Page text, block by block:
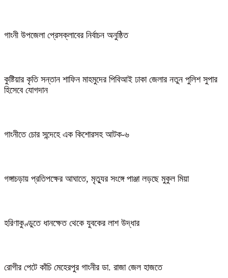
গাংনী উপজেলা প্রেসক্লাবের নির্বাচন অনুষ্ঠিত
কুষ্টিয়ার কৃতি সন্তান শাফিন মাহমুদের পিবিআই ঢাকা জেলার নতুন পুলিশ সুপার
হিসেবে যোগদান
গাংনীতে চোর সন্দেহে এক কিশোরসহ আটক-৬
গঙ্গাচড়ায় প্রতিপক্ষের আঘাতে, মৃত্যুর সংঙ্গে পাঞ্জা লড়ছে মুকুল মিয়া
হরিণাকুণ্ডুতে ধানক্ষেত থেকে যুবকের লাশ উদ্ধার
রোগীর পেটে কাঁচি মেহেরপুর গাংনীর ডা. রাজা জেল হাজতে